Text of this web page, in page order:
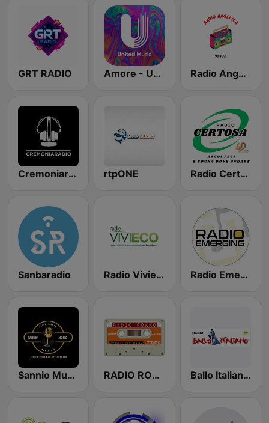
GRT RADIO Amore - United Music Radio Angelica 91.9 Fm
Cremoniaradio rtpONE Radio Certosa
Sanbaradio Radio Vivieco Radio Emerging
Sannio Music Web Radio RADIO ROKKO Ballo Italiano Pure